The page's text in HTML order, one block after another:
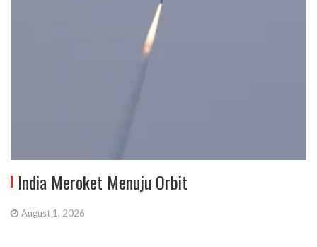
India Meroket Menuju Orbit
August 1, 2026